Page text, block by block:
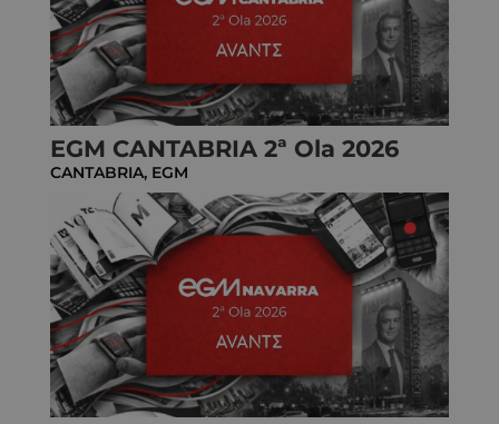
EGM CANTABRIA 2ª Ola 2026
CANTABRIA, EGM